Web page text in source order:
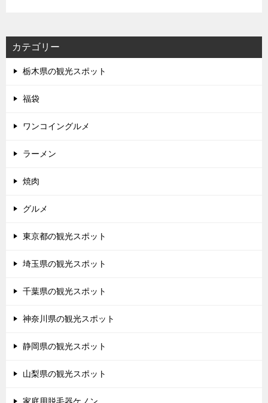
カテゴリー
栃木県の観光スポット
福袋
ワンコイングルメ
ラーメン
焼肉
グルメ
東京都の観光スポット
埼玉県の観光スポット
千葉県の観光スポット
神奈川県の観光スポット
静岡県の観光スポット
山梨県の観光スポット